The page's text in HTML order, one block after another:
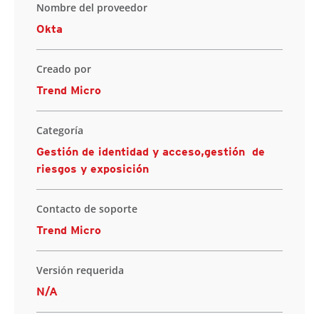
Nombre del proveedor
Okta
Creado por
Trend Micro
Categoría
Gestión de identidad y acceso,gestión de
riesgos y exposición
Contacto de soporte
Trend Micro
Versión requerida
N/A